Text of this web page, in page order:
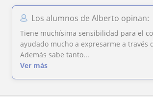
Los alumnos de Alberto opinan:
Tiene muchísima sensibilidad para el
ayudado mucho a expresarme a través
Además sabe tanto...
Ver más